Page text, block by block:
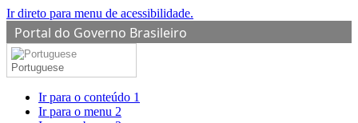
Ir direto para menu de acessibilidade.
Portal do Governo Brasileiro
Portuguese
Ir para o conteúdo 1
Ir para o menu 2